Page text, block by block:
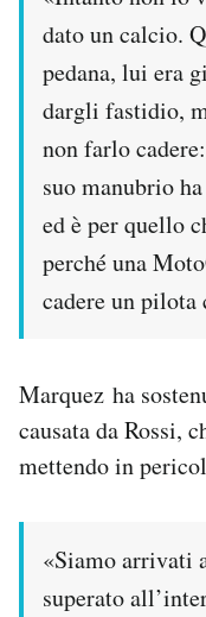
dato un calcio.
pedana, lui era
dargli fastidio,
non farlo
suo manubrio
ed è per quello
perché una
cadere un pilota
Marquez ha
causata da Rossi,
mettendo in
«Siamo arrivati
superato